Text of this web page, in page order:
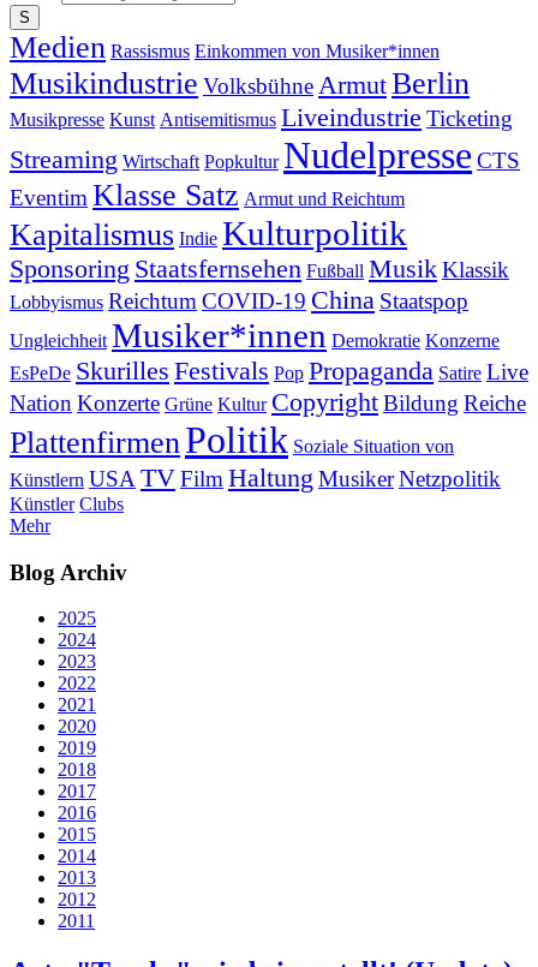
Medien Rassismus Einkommen von Musiker*innen
Musikindustrie VolksbühneArmutBerlin
Musikpresse Kunst Antisemitismus Liveindustrie Ticketing
Streaming Wirtschaft Popkultur Nudelpresse CTS
Eventim Klasse Satz Armut und Reichtum
Kapitalismus Indie Kulturpolitik
Sponsoring Staatsfernsehen Fußball MusikKlassik
Lobbyismus Reichtum COVID-19 China Staatspop
Ungleichheit Musiker*innen Demokratie Konzerne
EsPeDe Skurilles Festivals Pop Propaganda Satire Live
Nation Konzerte Grüne Kultur CopyrightBildung Reiche
PlattenfirmenPolitik Soziale Situation von
Künstlern USA TVFilm Haltung MusikerNetzpolitik
Künstler Clubs
Mehr
Blog Archiv
2025
2024
2023
2022
2021
2020
2019
2018
2017
2016
2015
2014
2013
2012
2011